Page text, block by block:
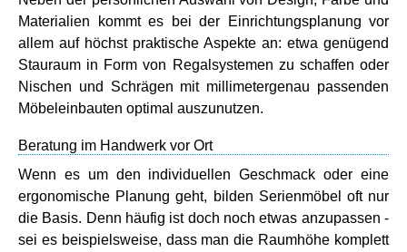
Materialien kommt es bei der Einrichtungsplanung vor
allem auf höchst praktische Aspekte an: etwa genügend
Stauraum in Form von Regalsystemen zu schaffen oder
Nischen und Schrägen mit millimetergenau passenden
Möbeleinbauten optimal auszunutzen.
Beratung im Handwerk vor Ort
Wenn es um den individuellen Geschmack oder eine
ergonomische Planung geht, bilden Serienmöbel oft nur
die Basis. Denn häufig ist doch noch etwas anzupassen -
sei es beispielsweise, dass man die Raumhöhe komplett